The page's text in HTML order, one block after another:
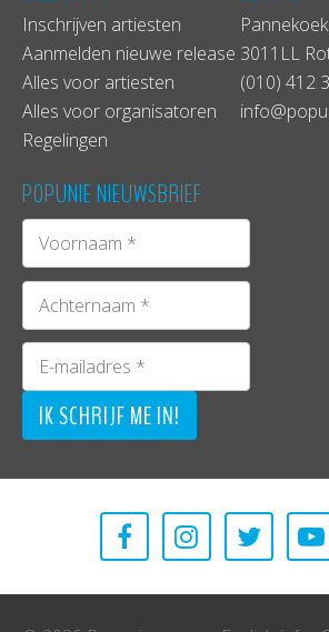
Inschrijven artiesten
Aanmelden nieuwe release
Alles voor artiesten
Alles voor organisatoren
Regelingen
3011LL
(010) 412
POPUNIE NIEUWSBRIEF